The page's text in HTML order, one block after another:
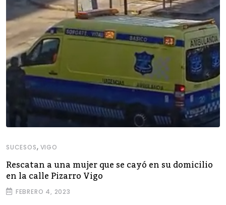
SUCESOS, VIGO
Rescatan a una mujer que se cayó en su domicilio
en la calle Pizarro Vigo
FEBRERO 4, 2023